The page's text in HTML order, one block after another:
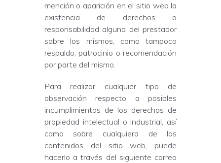
mención o aparición en el sitio web la
existencia de derechos o
responsabilidad alguna del prestador
sobre los mismos, como tampoco
respaldo, patrocinio o recomendación
por parte del mismo.
Para realizar cualquier tipo de
observación respecto a posibles
incumplimientos de los derechos de
propiedad intelectual o industrial, así
como sobre cualquiera de los
contenidos del sitio web, puede
hacerlo a través del siguiente correo